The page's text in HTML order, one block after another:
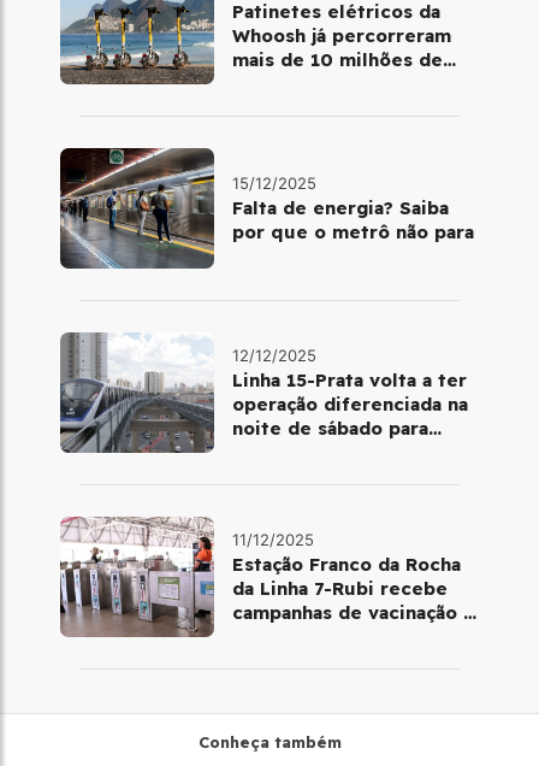
Patinetes elétricos da
Whoosh já percorreram
mais de 10 milhões de
15/12/2025
Falta de energia? Saiba
por que o metrô não para
12/12/2025
Linha 15-Prata volta a ter
operação diferenciada na
noite de sábado para
11/12/2025
Estação Franco da Rocha
da Linha 7-Rubi recebe
campanhas de vacinação e
Conheça também